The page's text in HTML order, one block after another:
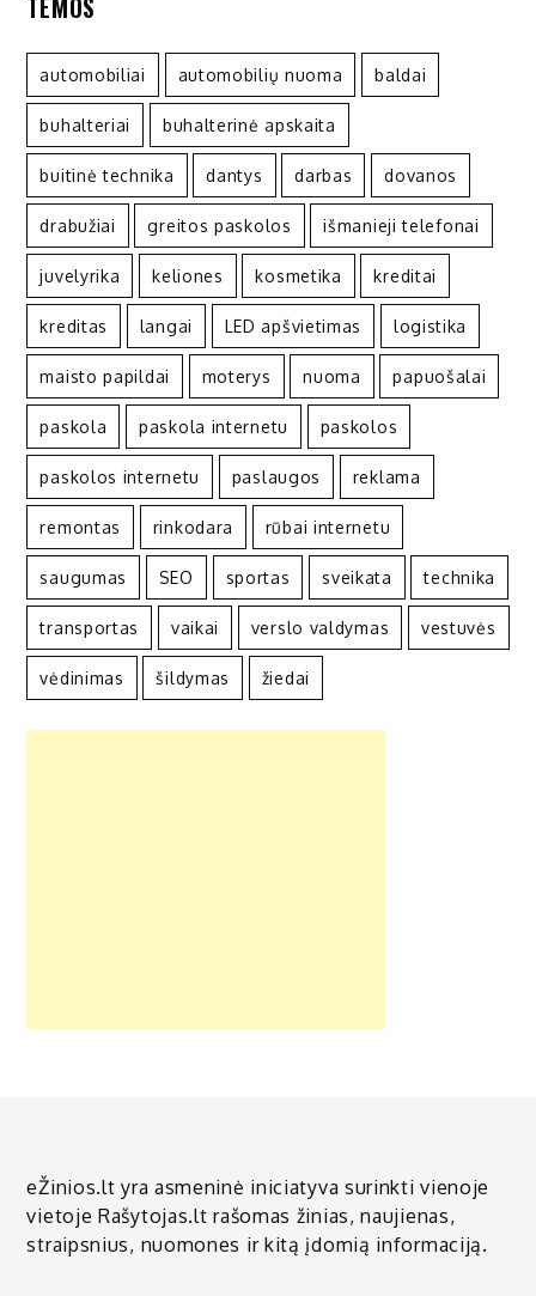
automobiliai automobilių nuoma baldai
buhalteriai buhalterinė apskaita
buitinė technika dantys darbas dovanos
drabužiai greitos paskolos išmanieji telefonai
juvelyrika keliones kosmetika kreditai
kreditas langai LED apšvietimas logistika
maisto papildai moterys nuoma papuošalai
paskola paskola internetu paskolos
paskolos internetu paslaugos reklama
remontas rinkodara rūbai internetu
saugumas SEO sportas sveikata technika
transportas vaikai verslo valdymas vestuvės
vėdinimas šildymas žiedai
eŽinios.lt yra asmeninė iniciatyva surinkti vienoje
vietoje Rašytojas.lt rašomas žinias, naujienas,
straipsnius, nuomones ir kitą įdomią informaciją.